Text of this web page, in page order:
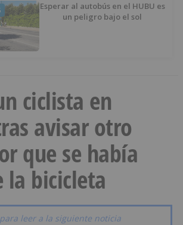
Esperar al autobús en el HUBU es
un peligro bajo el sol
ciclista en
avisar otro
que se había
la bicicleta
leer a la siguiente noticia